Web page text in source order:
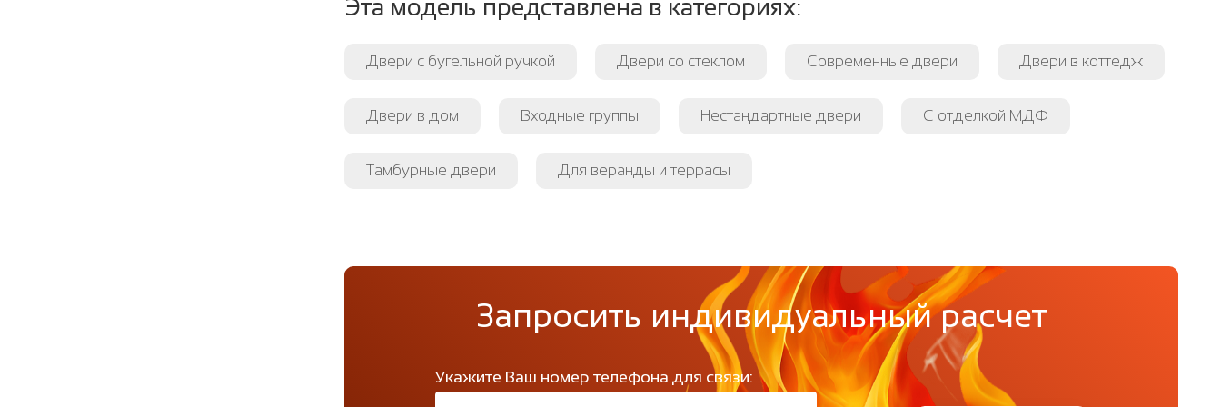
Эта модель представлена в категориях:
Двери с бугельной ручкой Двери со стеклом Современные двери Двери в коттедж
Двери в дом Входные группы Нестандартные двери С отделкой МДФ
Тамбурные двери Для веранды и террасы
Запросить индивидуальный расчет
Укажите Ваш номер телефона для связи: